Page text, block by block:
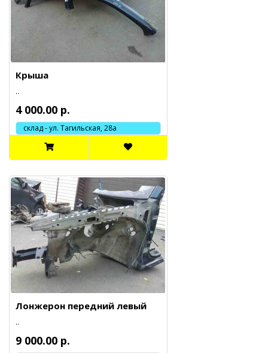
Крыша
..
4 000.00 р.
склад - ул. Тагильская, 28а
Лонжерон передний левый
..
9 000.00 р.